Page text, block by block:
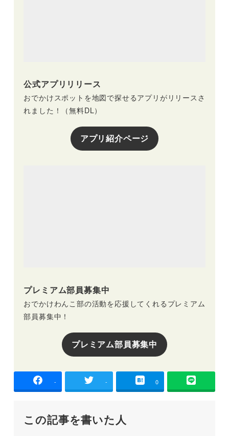
公式アプリリリース
おでかけスポットを地図で探せるアプリがリリースさ
れました！（無料DL）
アプリ紹介ページ
プレミアム部員募集中
おでかけわんこ部の活動を応援してくれるプレミアム
部員募集中！
プレミアム部員募集中
- - 0
この記事を書いた人